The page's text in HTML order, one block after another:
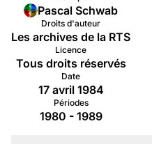
Pascal Schwab
Droits d'auteur
Les archives de la RTS
Licence
Tous droits réservés
Date
17 avril 1984
Périodes
1980 - 1989